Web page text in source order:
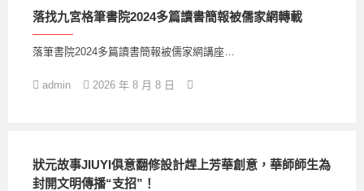
落找九宮格筆書院2024多篇讀書簡報被儒家網轉載
落筆書院2024多篇讀書簡報被儒家網講座…
admin 2026 年 8 月 8 日
狀元故事JIUYI俱意翻修設計趕上芳華創意，華師師生為
封開文明傳播“支招”！